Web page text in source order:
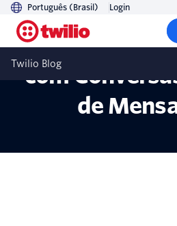
Português (Brasil) Login
Twilio Blog
Combata a
com
de